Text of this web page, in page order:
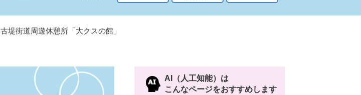
古堤街道周遊休憩所「大クスの館」
AI（人工知能）は
こんなページをおすすめします